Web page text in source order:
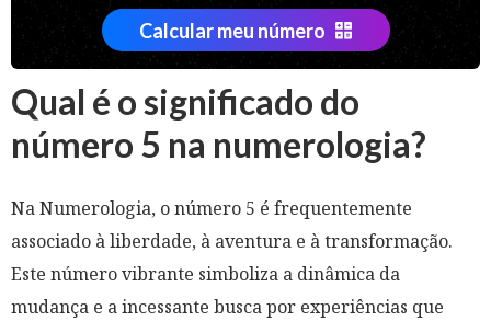
Calcular meu número
Qual é o significado do
número 5 na numerologia?
Na Numerologia, o número 5 é frequentemente
associado à liberdade, à aventura e à transformação.
Este número vibrante simboliza a dinâmica da
mudança e a incessante busca por experiências que